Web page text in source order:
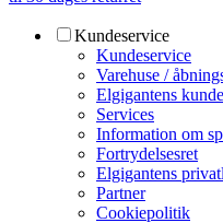
Kundeservice
Kundeservice
Varehuse /
Elgigantens
Services
Information om
Fortrydelsesret
Elgigantens
Partner
Cookiepolitik